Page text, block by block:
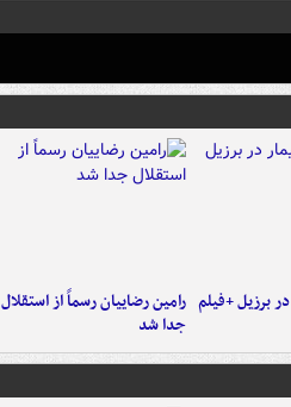
برزیل +فیلم رامین رضاییان رسماً از استقلال
جدا شد